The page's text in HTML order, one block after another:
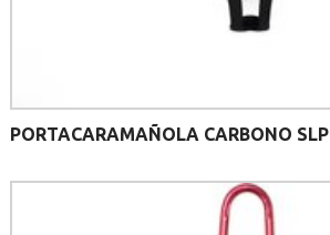
PORTACARAMAÑOLA CARBONO SLP